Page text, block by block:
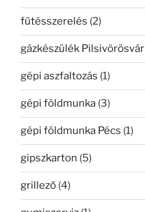
fűtésszerelés (2)
gázkészülék Pilsivörösvár
gépi aszfaltozás (1)
gépi földmunka (3)
gépi földmunka Pécs (1)
gipszkarton (5)
grillező (4)